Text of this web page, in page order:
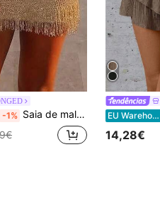
-1% Saia de malha com franjas, nova, sexy, de camada dupla com calções, estética de outono EU Warehouse
14,28€